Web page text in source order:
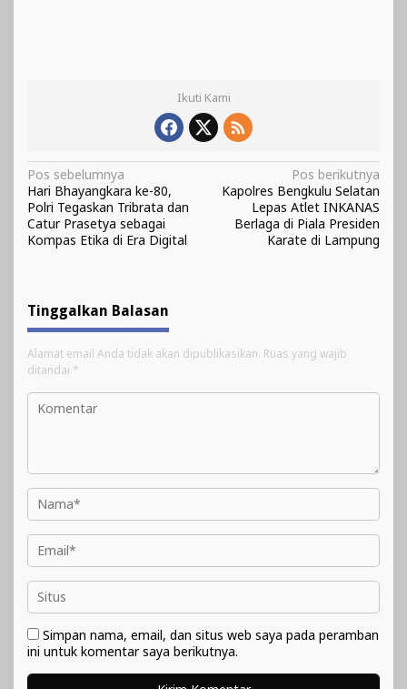
Ikuti Kami
Navigasi
pos
Pos sebelumnya
Hari Bhayangkara ke-80,
Polri Tegaskan Tribrata dan
Catur Prasetya sebagai
Kompas Etika di Era Digital
Pos berikutnya
Kapolres Bengkulu Selatan
Lepas Atlet INKANAS
Berlaga di Piala Presiden
Karate di Lampung
Tinggalkan Balasan
Alamat email Anda tidak akan dipublikasikan. Ruas yang wajib
ditandai *
Simpan nama, email, dan situs web saya pada peramban
ini untuk komentar saya berikutnya.